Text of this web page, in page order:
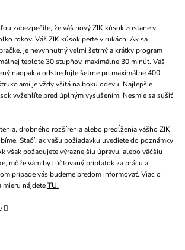
zabezpečíte, že váš nový ZIK kúsok zostane v
rokov. Váš ZIK kúsok perte v rukách. Ak sa
je nevyhnutný veľmi šetrný a krátky program
teplote 30 stupňov, maximálne 30 minút. Váš
naopak a odstreďujte šetrne pri maximálne 400
je vždy všitá na boku odevu. Najlepšie
vyžehlíte pred úplným vysušením. Nesmie sa sušiť
drobného rozšírenia alebo predĺženia vášho ZIK
Stačí, ak vašu požiadavku uvediete do poznámky
však požadujete výraznejšiu úpravu, alebo väčšiu
môže vám byť účtovaný príplatok za prácu a
prípade vás budeme predom informovať. Viac o
mieru nájdeteTU.